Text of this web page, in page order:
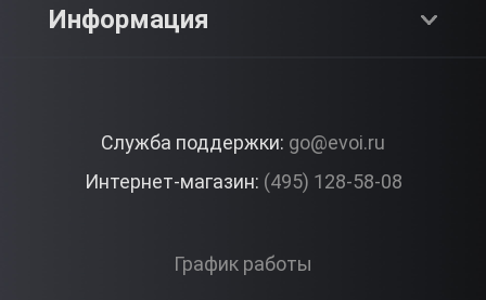
Premium
Контакты
Как это работает?
Вопросы и ответы
Информация
Корпоративные подарки
Служба поддержки: go@evoi.ru
Интернет-магазин: (495) 128-58-08
График работы